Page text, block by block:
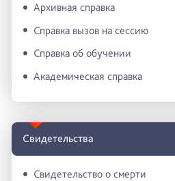
Архивная справка
Справка вызов на сессию
Справка об обучении
Академическая справка
Свидетельства
Свидетельство о смерти